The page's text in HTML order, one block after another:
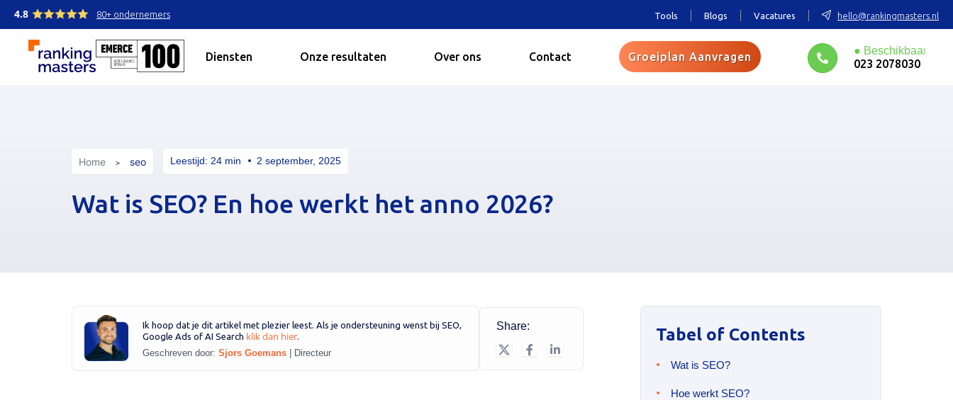
4.8 80+ ondernemers Tools Blogs Vacatures hello@rankingmasters.nl
Diensten Onze resultaten Over ons Contact Groeiplan Aanvragen
023 2078030
Home seo Leestijd: 24 min 2 september, 2025
Wat is SEO? En hoe werkt het anno 2026?
Ik hoop dat je dit artikel met plezier leest. Als je ondersteuning wenst bij SEO,
Google Ads of AI Search klik dan hier.
Geschreven door: Sjors Goemans |Directeur
Share: Tabel of Contents
Wat is SEO?
Hoe werkt SEO?